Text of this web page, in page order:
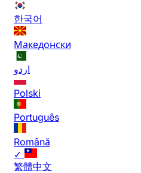
한국어
Македонски
اردو
Polski
Português
Română
✓
繁體中文